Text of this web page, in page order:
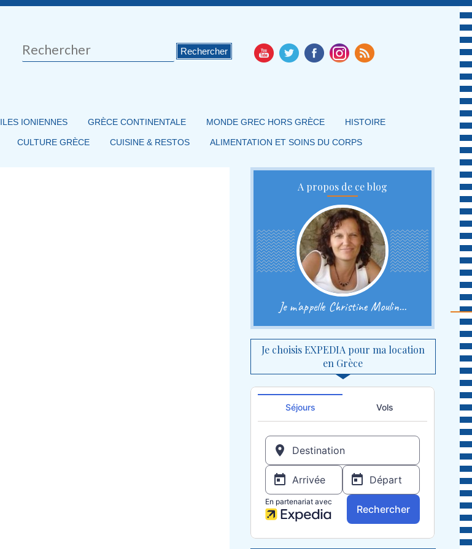
Rechercher
ILES IONIENNES GRÈCE CONTINENTALE MONDE GREC HORS GRÈCE HISTOIRE
CULTURE GRÈCE CUISINE & RESTOS ALIMENTATION ET SOINS DU CORPS
A propos de ce blog
Je m'appelle Christine Moulin...
Je choisis EXPEDIA pour ma location
en Grèce